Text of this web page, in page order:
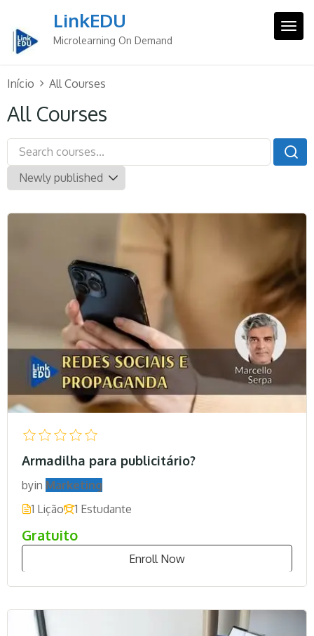
content
LinkEDU
Microlearning On Demand
Início All Courses
All Courses
Armadilha para publicitário?
byin Marketing
1 Lição
1 Estudante
Gratuito
Enroll Now